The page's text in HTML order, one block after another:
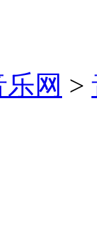
网 >